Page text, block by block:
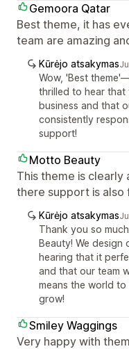
Gemoora Qatar
Best theme, it has
team are amazing
Kūrėjo atsakymas
Wow, 'Best
thrilled to hear
business and that
consistently
support!
Motto Beauty
This theme is clearly
there support is also
Kūrėjo atsakymas
Thank you so
Beauty! We design
hearing that it
and that our team
means the world to
grow!
Smiley Waggings
Very happy with